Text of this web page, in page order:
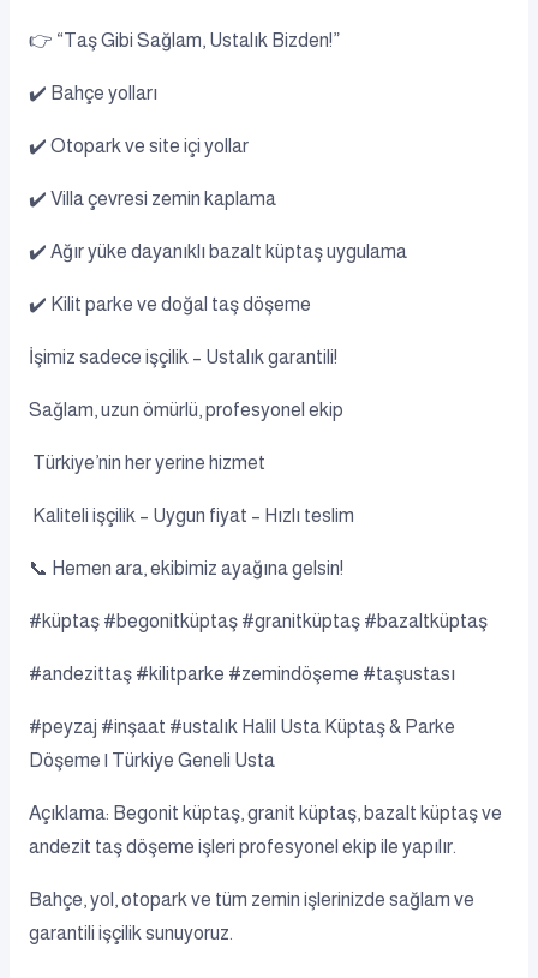
👉 “Taş Gibi Sağlam, Ustalık Bizden!”
✔️ Bahçe yolları
✔️ Otopark ve site içi yollar
✔️ Villa çevresi zemin kaplama
✔️ Ağır yüke dayanıklı bazalt küptaş uygulama
✔️ Kilit parke ve doğal taş döşeme
İşimiz sadece işçilik – Ustalık garantili!
Sağlam, uzun ömürlü, profesyonel ekip
Türkiye’nin her yerine hizmet
Kaliteli işçilik – Uygun fiyat – Hızlı teslim
📞 Hemen ara, ekibimiz ayağına gelsin!
#küptaş #begonitküptaş #granitküptaş #bazaltküptaş
#andezittaş #kilitparke #zemindöşeme #taşustası
#peyzaj #inşaat #ustalık Halil Usta Küptaş & Parke
Döşeme | Türkiye Geneli Usta
Açıklama: Begonit küptaş, granit küptaş, bazalt küptaş ve
andezit taş döşeme işleri profesyonel ekip ile yapılır.
Bahçe, yol, otopark ve tüm zemin işlerinizde sağlam ve
garantili işçilik sunuyoruz.